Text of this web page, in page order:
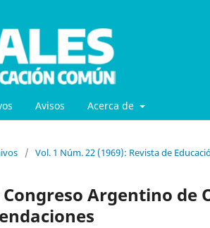
Avisos Acerca de
/ Vol. 1 Núm. 22 (1969): Revista de
Argentino de